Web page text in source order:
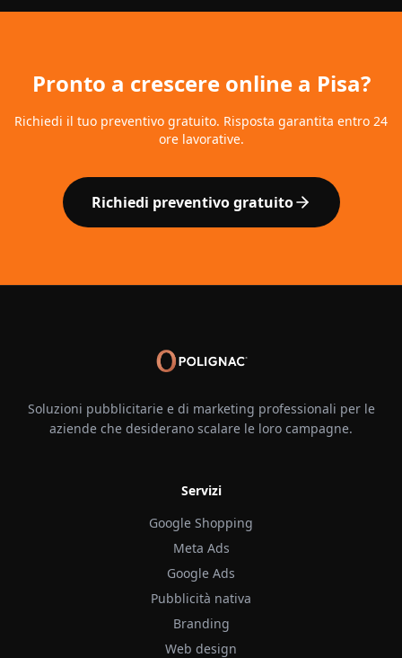
Pronto a crescere online a Pisa?
Richiedi il tuo preventivo gratuito. Risposta garantita entro 24
ore lavorative.
Richiedi preventivo gratuito
Soluzioni pubblicitarie e di marketing professionali per le
aziende che desiderano scalare le loro campagne.
Servizi
Google Shopping
Meta Ads
Google Ads
Pubblicità nativa
Branding
Web design